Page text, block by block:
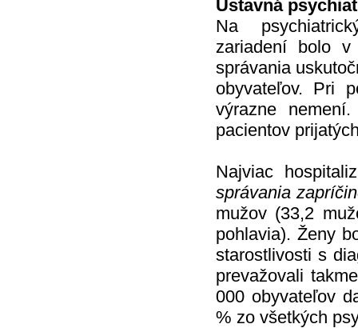
Ústavná
Na
zariadení bolo
správania
obyvateľov. Pri
výrazne
pacientov
Najviac
správania
mužov (33,2
pohlavia). Ženy
starostlivosti s
prevažovali
000 obyvateľov
% zo všetkých